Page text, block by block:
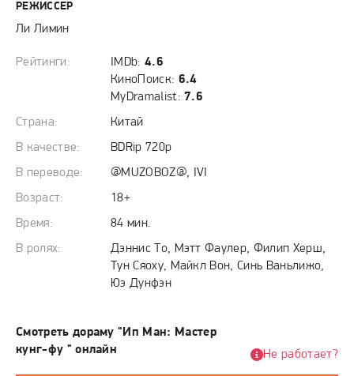
бросает Ип Ману публичный вызов, настаивая на
поединке. Этот бой — не просто столкновение стилей,
но и противостояние принципов: грубая сила и
запугивание против достоинства, чести и
славы, а чтобы защитить своё право на жизнь и отстоять
ценности, которые он олицетворяет, в городе,
разрываемом на части войной и коррупцией.
РЕЖИССЕР
Ли Лимин
Рейтинги: IMDb: 4.6
КиноПоиск: 6.4
MyDramalist: 7.6
Страна:
Китай
В качестве:
BDRip 720p
В переводе:
@MUZOBOZ@, IVI
Возраст:
18+
Время:
84 мин.
В ролях:
Дэннис То, Мэтт Фаулер, Филип Херш,
Тун Сяоху, Майкл Вон, Синь Ваньлижо,
Юэ Дунфэн
Смотреть дораму "Ип Ман: Мастер
кунг-фу " онлайн
Не работает?